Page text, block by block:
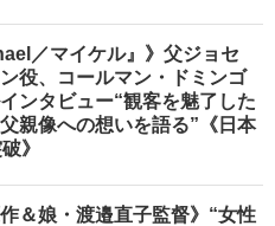
／マイケル』》父ジョセ
役、コールマン・ドミンゴ
ンタビュー“観客を魅了した
親像への想いを語る”《日本
》
作＆娘・渡邉直子監督》“女性